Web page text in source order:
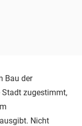
Bau der
zugestimmt,
Nicht